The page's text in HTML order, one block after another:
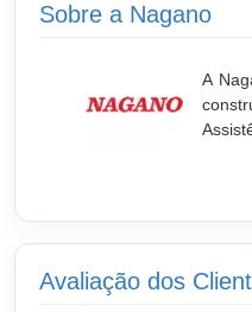
Sobre a Nagano
A
Avaliação dos